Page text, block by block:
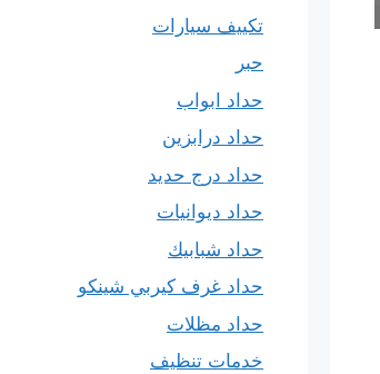
تكييف سيارات
حبر
حداد ابواب
حداد درابزين
حداد درج حديد
حداد ديوانيات
حداد شبابيك
حداد غرف كيربي شينكو
حداد مظلات
خدمات تنظيف